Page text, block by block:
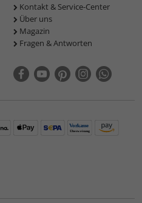
Kontakt & Service-Center
Über uns
Magazin
Fragen & Antworten